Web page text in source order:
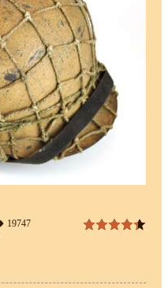
19747